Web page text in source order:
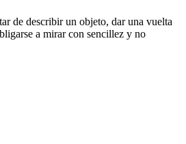
de describir un objeto, dar una vuelta
a mirar con sencillez y no